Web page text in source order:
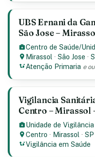
UBS Ernani da
São Jose –
Centro de Saúde/
Mirassol ·São Jose ·
Atenção Primaria e
Vigilancia
Centro – Mirassol
Unidade de
Centro · Mirassol ·SP
Vigilância em Saúde